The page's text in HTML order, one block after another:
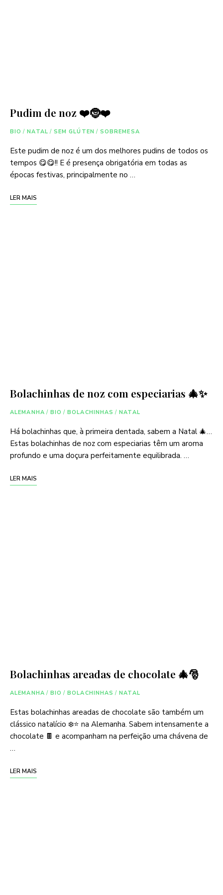
Pudim de noz ❤️🤶❤️
BIO / NATAL / SEM GLÚTEN / SOBREMESA
Este pudim de noz é um dos melhores pudins de todos os
tempos 😋😋!! E é presença obrigatória em todas as
épocas festivas, principalmente no …
LER MAIS
Bolachinhas de noz com especiarias 🎄✨
ALEMANHA / BIO / BOLACHINHAS / NATAL
Há bolachinhas que, à primeira dentada, sabem a Natal 🎄…
Estas bolachinhas de noz com especiarias têm um aroma
profundo e uma doçura perfeitamente equilibrada. …
LER MAIS
Bolachinhas areadas de chocolate 🎄🎅
ALEMANHA / BIO / BOLACHINHAS / NATAL
Estas bolachinhas areadas de chocolate são também um
clássico natalício ❄️⭐ na Alemanha. Sabem intensamente a
chocolate 🍫 e acompanham na perfeição uma chávena de
…
LER MAIS